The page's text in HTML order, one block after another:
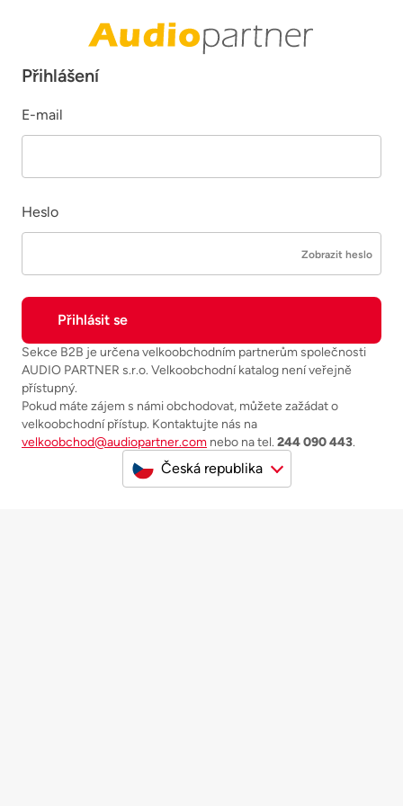
Přihlášení
E-mail
Heslo
Zobrazit heslo
Sekce B2B je určena velkoobchodním partnerům společnosti
AUDIO PARTNER s.r.o. Velkoobchodní katalog není veřejně
přístupný.
Pokud máte zájem s námi obchodovat, můžete zažádat o
velkoobchodní přístup. Kontaktujte nás na
velkoobchod@audiopartner.com nebo na tel. 244 090 443.
Česká republika